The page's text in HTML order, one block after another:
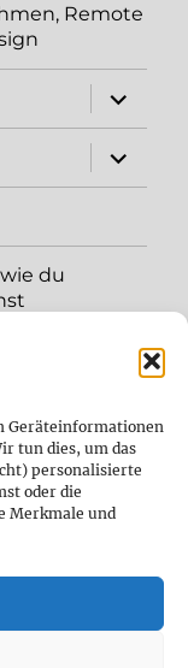
Geräteinformationen
tun dies, um das
personalisierte
oder die
Merkmale und
Remote
öffnen
öffnen
du
öffnen